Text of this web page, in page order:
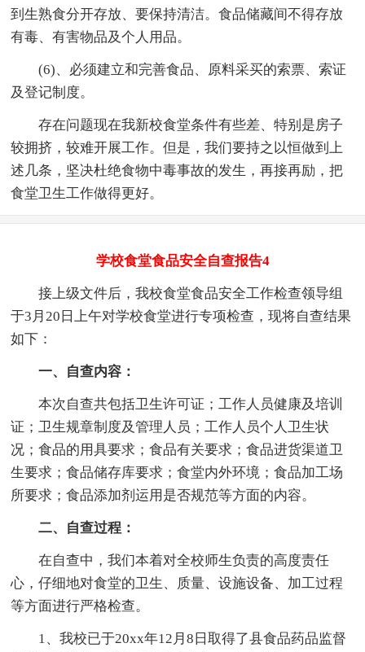
到生熟食分开存放、要保持清洁。食品储藏间不得存放
有毒、有害物品及个人用品。
(6)、必须建立和完善食品、原料采买的索票、索证
及登记制度。
存在问题现在我新校食堂条件有些差、特别是房子
较拥挤，较难开展工作。但是，我们要持之以恒做到上
述几条，坚决杜绝食物中毒事故的发生，再接再励，把
食堂卫生工作做得更好。
学校食堂食品安全自查报告4
接上级文件后，我校食堂食品安全工作检查领导组
于3月20日上午对学校食堂进行专项检查，现将自查结果
如下：
一、自查内容：
本次自查共包括卫生许可证；工作人员健康及培训
证；卫生规章制度及管理人员；工作人员个人卫生状
况；食品的用具要求；食品有关要求；食品进货渠道卫
生要求；食品储存库要求；食堂内外环境；食品加工场
所要求；食品添加剂运用是否规范等方面的内容。
二、自查过程：
在自查中，我们本着对全校师生负责的高度责任
心，仔细地对食堂的卫生、质量、设施设备、加工过程
等方面进行严格检查。
1、我校已于20xx年12月8日取得了县食品药品监督